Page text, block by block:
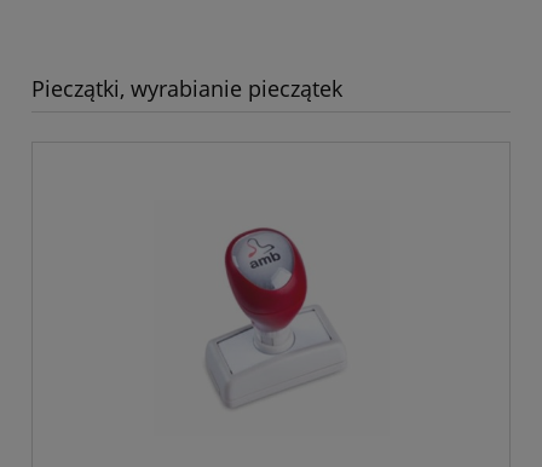
Pieczątki, wyrabianie pieczątek